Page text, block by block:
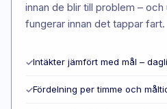
innan de blir till problem –
fungerar innan det tappar fart.
✓Intäkter jämfört med mål –
✓Fördelning per timme och